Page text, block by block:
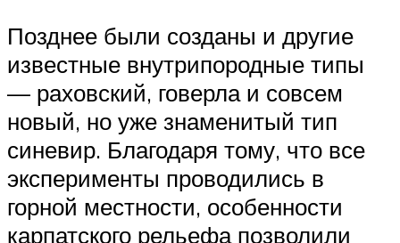
Позднее были созданы и другие
известные внутрипородные типы
— раховский, говерла и совсем
новый, но уже знаменитый тип
синевир. Благодаря тому, что все
эксперименты проводились в
горной местности, особенности
карпатского рельефа позволили